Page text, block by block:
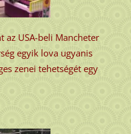
az USA-beli Mancheter
egyik lova ugyanis
zenei tehetségét egy